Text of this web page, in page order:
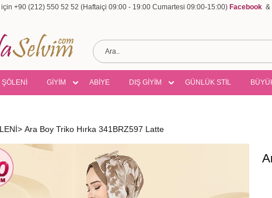
+90 (212) 550 52 52 (Haftaiçi 09:00 - 19:00 Cumartesi 09:00-15:00) Facebook &
GİYİM ABİYE DIŞ GİYİM GÜNLÜK STİL
> Ara Boy Triko Hırka 341BRZ597 Latte